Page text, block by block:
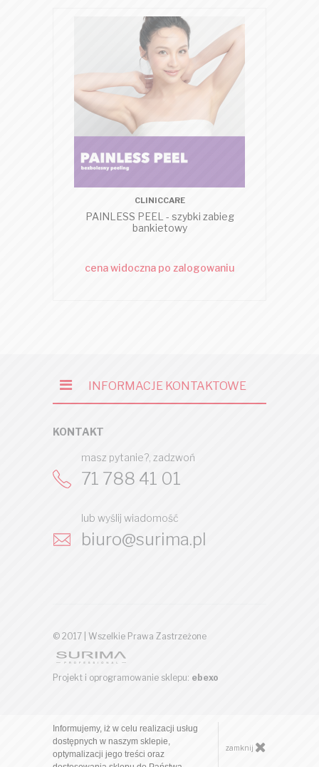
CLINICCARE
PAINLESS PEEL - szybki zabieg
bankietowy
cena widoczna po zalogowaniu
INFORMACJE KONTAKTOWE
KONTAKT
masz pytanie?, zadzwoń
71 788 41 01
lub wyślij wiadomość
biuro@surima.pl
© 2017 | Wszelkie Prawa Zastrzeżone
Projekt i oprogramowanie sklepu: ebexo
Informujemy, iż w celu realizacji usług
dostępnych w naszym sklepie,
optymalizacji jego treści oraz
zamknij